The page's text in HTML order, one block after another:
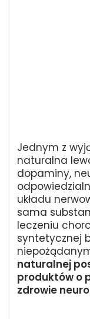
Jednym z
naturalna
dopaminy,
układu
sama
leczeniu
syntetycznej
naturalnej
produktów o
zdrowie